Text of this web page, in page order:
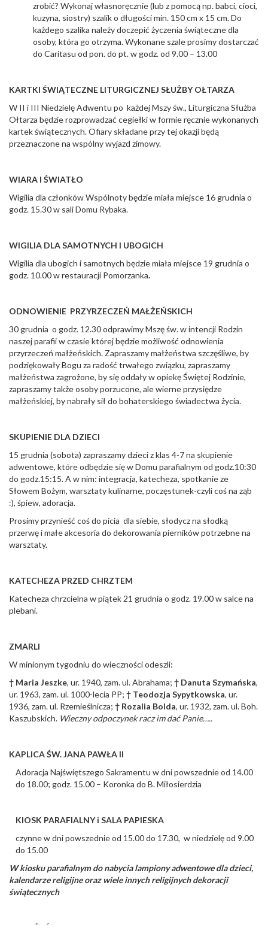
zrobić? Wykonaj własnoręcznie (lub z pomocą np. babci, cioci,
kuzyna, siostry) szalik o długości min. 150 cm x 15 cm. Do
każdego szalika należy doczepić życzenia świąteczne dla
osoby, która go otrzyma. Wykonane szale prosimy dostarczać
do Caritasu od pon. do pt. w godz. od 9.00 – 13.00
KARTKI ŚWIĄTECZNE LITURGICZNEJ SŁUŻBY OŁTARZA
W II i III Niedzielę Adwentu po każdej Mszy św., Liturgiczna Służba
Ołtarza będzie rozprowadzać cegiełki w formie ręcznie wykonanych
kartek świątecznych. Ofiary składane przy tej okazji będą
przeznaczone na wspólny wyjazd zimowy.
WIARA I ŚWIATŁO
Wigilia dla członków Wspólnoty będzie miała miejsce 16 grudnia o
godz. 15.30 w sali Domu Rybaka.
WIGILIA DLA SAMOTNYCH I UBOGICH
Wigilia dla ubogich i samotnych będzie miała miejsce 19 grudnia o
godz. 10.00 w restauracji Pomorzanka.
ODNOWIENIE PRZYRZECZEŃ MAŁŻEŃSKICH
30 grudnia o godz. 12.30 odprawimy Mszę św. w intencji Rodzin
naszej parafii w czasie której będzie możliwość odnowienia
przyrzeczeń małżeńskich. Zapraszamy małżeństwa szczęśliwe, by
podziękowały Bogu za radość trwałego związku, zapraszamy
małżeństwa zagrożone, by się oddały w opiekę Świętej Rodzinie,
zapraszamy także osoby porzucone, ale wierne przysiędze
małżeńskiej, by nabrały sił do bohaterskiego świadectwa życia.
SKUPIENIE DLA DZIECI
15 grudnia (sobota) zapraszamy dzieci z klas 4-7 na skupienie
adwentowe, które odbędzie się w Domu parafialnym od godz.10:30
do godz.15:15. A w nim: integracja, katecheza, spotkanie ze
Słowem Bożym, warsztaty kulinarne, poczęstunek-czyli coś na ząb
:), śpiew, adoracja.
Prosimy przynieść coś do picia dla siebie, słodycz na słodką
przerwę i małe akcesoria do dekorowania pierników potrzebne na
warsztaty.
KATECHEZA PRZED CHRZTEM
Katecheza chrzcielna w piątek 21 grudnia o godz. 19.00 w salce na
plebani.
ZMARLI
W minionym tygodniu do wieczności odeszli:
† Maria Jeszke, ur. 1940, zam. ul. Abrahama; † Danuta Szymańska,
ur. 1963, zam. ul. 1000-lecia PP; † Teodozja Sypytkowska, ur.
1936, zam. ul. Rzemieślnicza; † Rozalia Bolda, ur. 1932, zam. ul. Boh.
Kaszubskich. Wieczny odpoczynek racz im dać Panie…..
KAPLICA ŚW. JANA PAWŁA II
Adoracja Najświętszego Sakramentu w dni powszednie od 14.00
do 18.00; godz. 15.00 – Koronka do B. Miłosierdzia
KIOSK PARAFIALNY i SALA PAPIESKA
czynne w dni powszednie od 15.00 do 17.30, w niedzielę od 9.00
do 15.00
W kiosku parafialnym do nabycia lampiony adwentowe dla dzieci,
kalendarze religijne oraz wiele innych religijnych dekoracji
świątecznych